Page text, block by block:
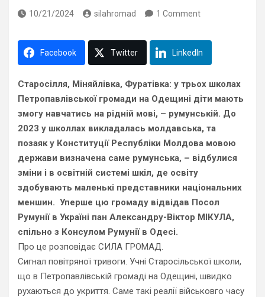
10/21/2024 silahromad 1 Comment
Facebook Twitter LinkedIn
Старосілля, Міняйлівка, Фуратівка: у трьох школах
Петропавлівської громади на Одещині діти мають
змогу навчатись на рідній мові, – румунській. До
2023 у школлах викладалась молдавська, та
позаяк у Конституції Республіки Молдова мовою
держави визначена саме румунська, – відбулися
зміни і в освітній системі шкіл, де освіту
здобувають маленькі представники національних
меншин. Уперше цю громаду відвідав Посол
Румунії в Україні пан Александру-Віктор МІКУЛА,
спільно з Консулом Румунії в Одесі.
Про це розповідає СИЛА ГРОМАД.
Сигнал повітряної тривоги. Учні Старосільської школи,
що в Петропавлівській громаді на Одещині, швидко
рухаються до укриття. Саме такі реалії військовго часу